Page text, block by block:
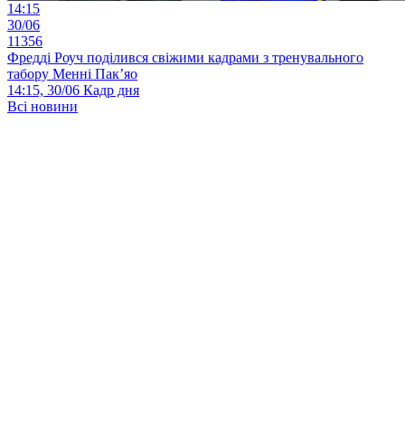
14:15
30/06
11356
Фредді Роуч поділився свіжими кадрами з тренувального
табору Менні Пак’яо
14:15, 30/06 Кадр дня
Всі новини